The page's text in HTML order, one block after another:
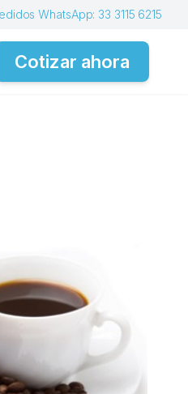
WhatsApp: 33 3115 6215
Cotizar ahora